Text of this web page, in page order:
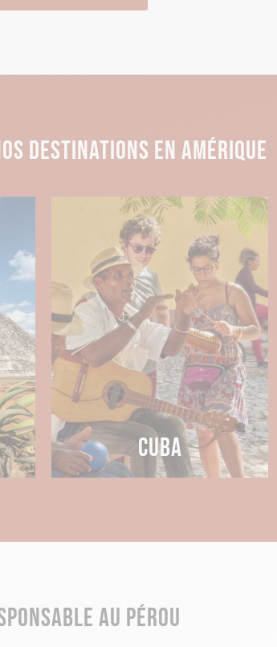
et montez à 2430 mètres d’altitude,
au 15ème siècle. Site
du monde. En savourant l’air frais
inca ? Misez sur un périple en pleine
partagé entre la frontière péruvienne et
saura vous rafraîchir après votre
41 îles, les Uros, guidé par des locaux.
DESTINATIONS EN AMÉRIQUE
CUBA
AU PÉROU